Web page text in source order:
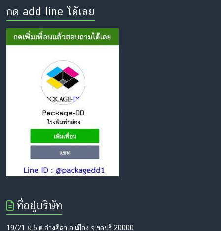
กด add line ได้เลย
ที่อยู่บริษัท
19/21 ม.5 ต.อ่างศิลา อ.เมือง จ.ชลบุรี 20000